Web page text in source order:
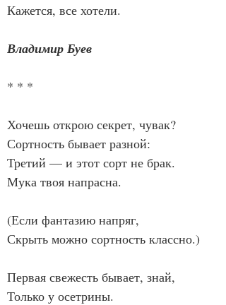
Кажется, все хотели.
Владимир Буев
* * *
Хочешь открою секрет, чувак?
Сортность бывает разной:
Третий — и этот сорт не брак.
Мука твоя напрасна.
(Если фантазию напряг,
Скрыть можно сортность классно.)
Первая свежесть бывает, знай,
Только у осетрины.